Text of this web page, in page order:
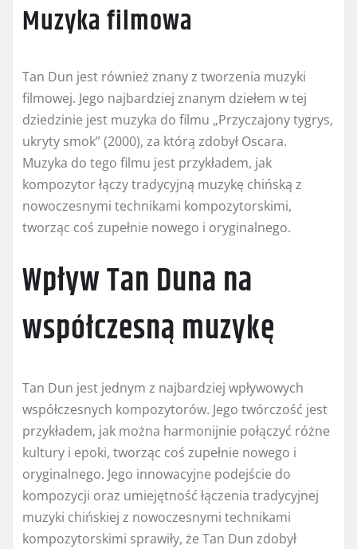
Muzyka filmowa
Tan Dun jest również znany z tworzenia muzyki
filmowej. Jego najbardziej znanym dziełem w tej
dziedzinie jest muzyka do filmu „Przyczajony tygrys,
ukryty smok” (2000), za którą zdobył Oscara.
Muzyka do tego filmu jest przykładem, jak
kompozytor łączy tradycyjną muzykę chińską z
nowoczesnymi technikami kompozytorskimi,
tworząc coś zupełnie nowego i oryginalnego.
Wpływ Tan Duna na
współczesną muzykę
Tan Dun jest jednym z najbardziej wpływowych
współczesnych kompozytorów. Jego twórczość jest
przykładem, jak można harmonijnie połączyć różne
kultury i epoki, tworząc coś zupełnie nowego i
oryginalnego. Jego innowacyjne podejście do
kompozycji oraz umiejętność łączenia tradycyjnej
muzyki chińskiej z nowoczesnymi technikami
kompozytorskimi sprawiły, że Tan Dun zdobył